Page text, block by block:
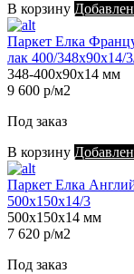
В корзину Добавлен
Паркет Елка
лак 400/348х90х14/
348-400х90х14 мм
9 600 р/м2
Под заказ
В корзину Добавлен
Паркет Елка
500х150х14/3
500х150х14 мм
7 620 р/м2
Под заказ